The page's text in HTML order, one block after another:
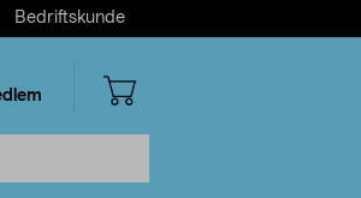
Bedriftskunde